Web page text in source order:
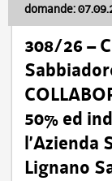
domande:
308/26 –
50% ed
l’Azienda
Lignano